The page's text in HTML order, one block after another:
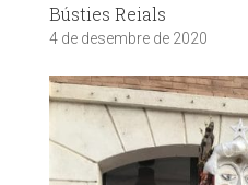
Bústies Reials
4 de desembre de 2020